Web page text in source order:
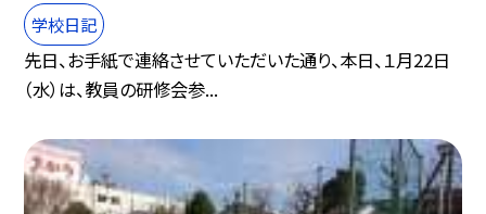
学校日記
先日、お手紙で連絡させていただいた通り、本日、１月22日
（水）は、教員の研修会参...